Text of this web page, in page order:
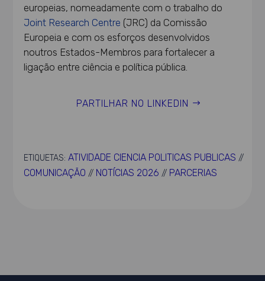
europeias, nomeadamente com o trabalho do
Joint Research Centre (JRC) da Comissão
Europeia e com os esforços desenvolvidos
noutros Estados-Membros para fortalecer a
ligação entre ciência e política pública.
PARTILHAR NO LINKEDIN
ETIQUETAS:ATIVIDADE CIENCIA POLITICAS PUBLICAS //
COMUNICAÇÃO // NOTÍCIAS 2026 // PARCERIAS